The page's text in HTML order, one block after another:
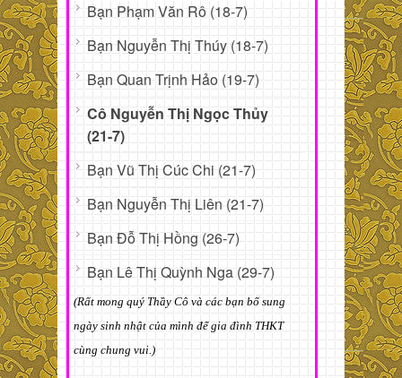
Bạn Phạm Văn Rô (18-7)
Bạn Nguyễn Thị Thúy (18-7)
Bạn Quan Trịnh Hảo (19-7)
Cô Nguyễn Thị Ngọc Thủy
(21-7)
Bạn Vũ Thị Cúc Chi (21-7)
Bạn Nguyễn Thị Liên (21-7)
Bạn Đỗ Thị Hồng (26-7)
Bạn Lê Thị Quỳnh Nga (29-7)
(Rất mong quý Thầy Cô và các bạn bổ sung
ngày sinh nhật của mình để gia đình THKT
cùng chung vui.)